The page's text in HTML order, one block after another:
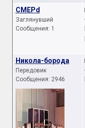
CMEPd
Заглянувший
Сообщения: 1
Никола-борода
Передовик
Сообщения: 2946